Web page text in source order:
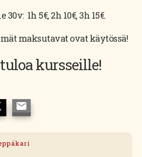
1h 5€, 2h 10€, 3h 15€.
maksutavat ovat käytössä!
kursseille!